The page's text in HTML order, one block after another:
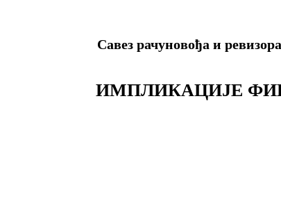
Савез рачуновођа и
ИМПЛИКАЦИЈЕ